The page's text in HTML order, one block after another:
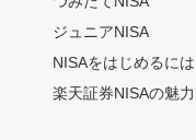
ジュニアNISA
NISAをはじめるには
楽天証券NISAの魅力